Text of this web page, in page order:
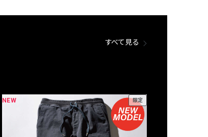
すべて見る
NEW 限定